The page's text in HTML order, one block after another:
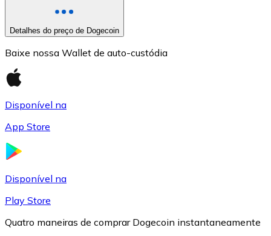
Detalhes do preço de Dogecoin
Baixe nossa Wallet de auto-custódia
Disponível na
App Store
Disponível na
Play Store
Quatro maneiras de comprar Dogecoin instantaneamente